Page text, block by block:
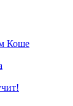
Коше